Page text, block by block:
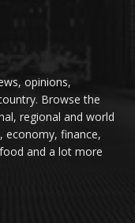
opinions,
Browse the
regional and world
economy, finance,
and a lot more